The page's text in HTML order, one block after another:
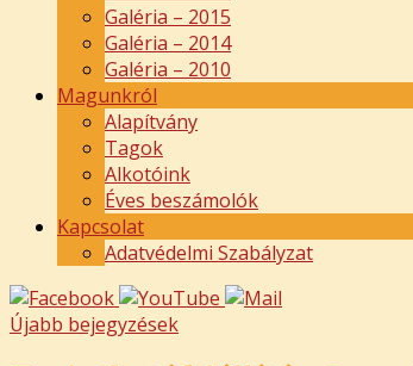
Galéria – 2015
Galéria – 2014
Galéria – 2010
Magunkról
Alapítvány
Tagok
Alkotóink
Éves beszámolók
Kapcsolat
Adatvédelmi Szabályzat
Újabb bejegyzések